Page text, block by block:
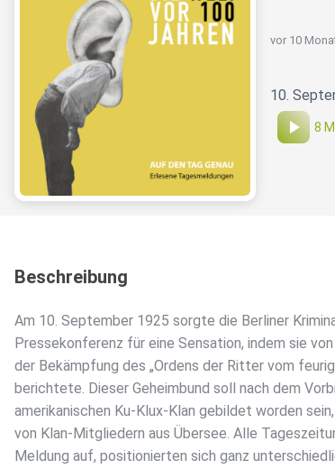
vor 10
10.
8
Beschreibung
Am 10. September 1925 sorgte die Berliner
Pressekonferenz für eine Sensation, indem sie
der Bekämpfung des „Ordens der Ritter vom
berichtete. Dieser Geheimbund soll nach dem
amerikanischen Ku-Klux-Klan gebildet worden
von Klan-Mitgliedern aus Übersee. Alle
Meldung auf, positionierten sich ganz